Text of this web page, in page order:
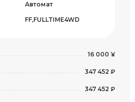
Автомат
FF,FULLTIME4WD
16 000 ¥
347 452 ₽
347 452 ₽